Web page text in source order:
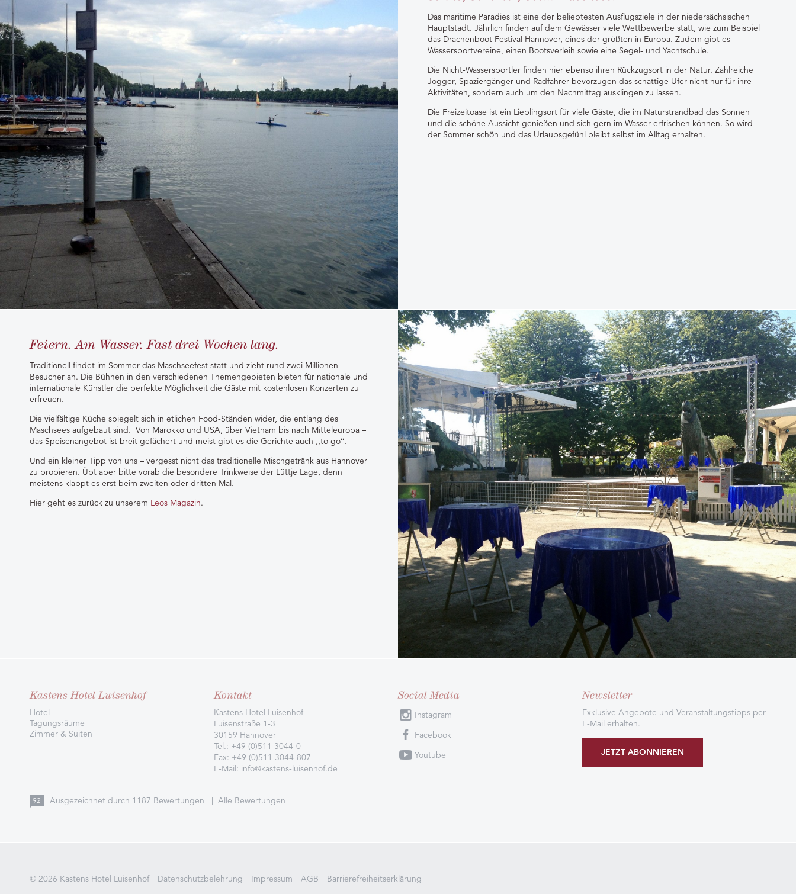
Das maritime Paradies ist eine der beliebtesten Ausflugsziele in der niedersächsischen
Hauptstadt. Jährlich finden auf dem Gewässer viele Wettbewerbe statt, wie zum Beispiel
das Drachenboot Festival Hannover, eines der größten in Europa. Zudem gibt es
Wassersportvereine, einen Bootsverleih sowie eine Segel- und Yachtschule.
Die Nicht-Wassersportler finden hier ebenso ihren Rückzugsort in der Natur. Zahlreiche
Jogger, Spaziergänger und Radfahrer bevorzugen das schattige Ufer nicht nur für ihre
Aktivitäten, sondern auch um den Nachmittag ausklingen zu lassen.
Die Freizeitoase ist ein Lieblingsort für viele Gäste, die im Naturstrandbad das Sonnen
und die schöne Aussicht genießen und sich gern im Wasser erfrischen können. So wird
der Sommer schön und das Urlaubsgefühl bleibt selbst im Alltag erhalten.
Feiern. Am Wasser. Fast drei Wochen lang.
Traditionell findet im Sommer das Maschseefest statt und zieht rund zwei Millionen
Besucher an. Die Bühnen in den verschiedenen Themengebieten bieten für nationale und
internationale Künstler die perfekte Möglichkeit die Gäste mit kostenlosen Konzerten zu
erfreuen.
Die vielfältige Küche spiegelt sich in etlichen Food-Ständen wider, die entlang des
Maschsees aufgebaut sind. Von Marokko und USA, über Vietnam bis nach Mitteleuropa –
das Speisenangebot ist breit gefächert und meist gibt es die Gerichte auch ‚‚to go‘‘.
Und ein kleiner Tipp von uns – vergesst nicht das traditionelle Mischgetränk aus Hannover
zu probieren. Übt aber bitte vorab die besondere Trinkweise der Lüttje Lage, denn
meistens klappt es erst beim zweiten oder dritten Mal.
Hier geht es zurück zu unserem Leos Magazin.
Kastens Hotel Luisenhof
Hotel
Tagungsräume
Zimmer & Suiten
Kontakt
Kastens Hotel Luisenhof
Luisenstraße 1-3
30159 Hannover
Tel.: +49 (0)511 3044-0
Fax: +49 (0)511 3044-807
E-Mail: info@kastens-luisenhof.de
Social Media
Instagram
Facebook
Youtube
Newsletter
Exklusive Angebote und Veranstaltungstipps per
E-Mail erhalten.
JETZT ABONNIEREN
92 Ausgezeichnet durch 1187 Bewertungen | Alle Bewertungen
© 2026 Kastens Hotel Luisenhof Datenschutzbelehrung Impressum AGB Barrierefreiheitserklärung